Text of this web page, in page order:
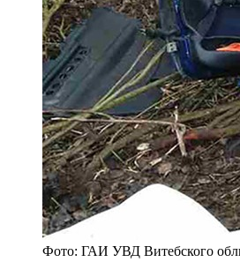
Фото: ГАИ УВД Витебского